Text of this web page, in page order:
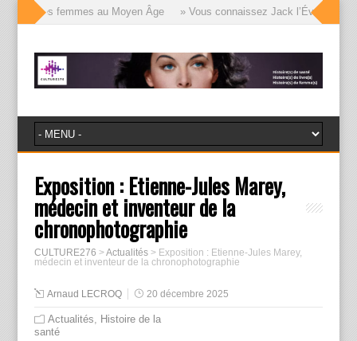
des femmes au Moyen Âge » Vous connaissez Jack l’Éventreur,
Exposition : Etienne-Jules Marey,
médecin et inventeur de la
chronophotographie
CULTURE276 >Actualités> Exposition : Etienne-Jules Marey,
médecin et inventeur de la chronophotographie
Arnaud LECROQ 20 décembre 2025
Actualités, Histoire de la
santé